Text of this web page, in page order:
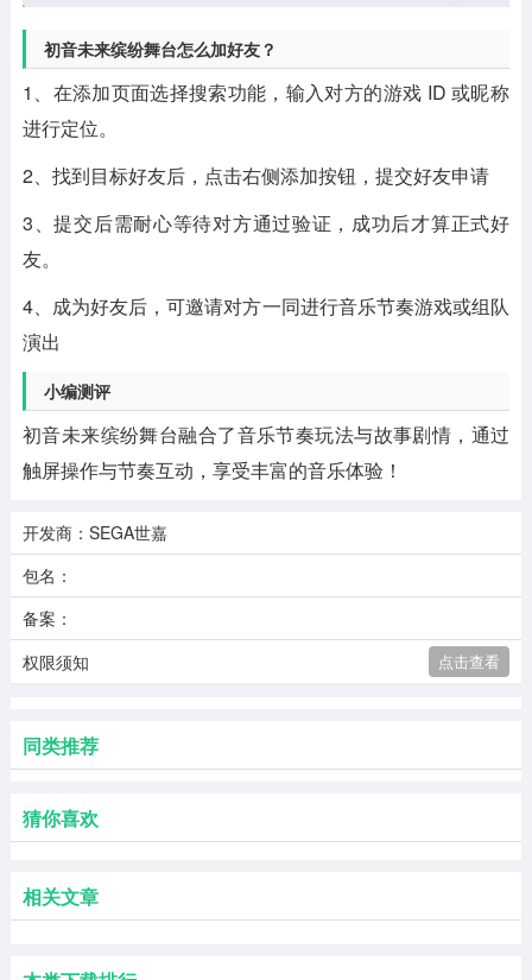
初音未来缤纷舞台怎么加好友？
1、在添加页面选择搜索功能，输入对方的‌游戏 ID 或昵称‌
进行定位。
2、找到目标好友后，点击右侧添加按钮，提交好友申请
3、提交后需耐心等待对方通过验证，成功后才算正式好
友。
4、成为好友后，可邀请对方一同进行音乐节奏游戏或组队
演出
小编测评
初音未来缤纷舞台融合了音乐节奏玩法与故事剧情，通过
触屏操作与节奏互动，享受丰富的音乐体验！
开发商：SEGA世嘉
包名：
备案：
权限须知
点击查看
同类推荐
猜你喜欢
相关文章